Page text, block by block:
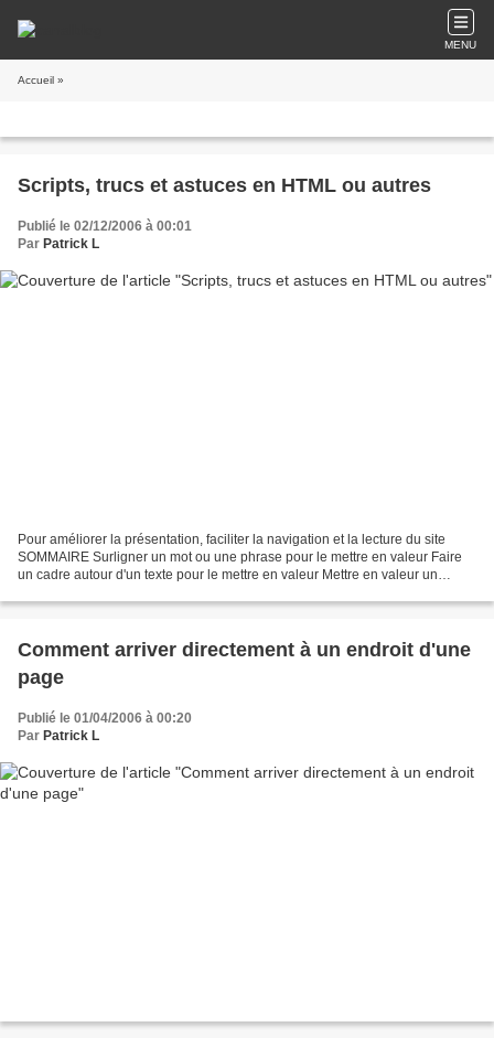
MENU
Accueil »
Scripts, trucs et astuces en HTML ou autres
Publié le 02/12/2006 à 00:01
Par Patrick L
Pour améliorer la présentation, faciliter la navigation et la lecture du site
SOMMAIRE Surligner un mot ou une phrase pour le mettre en valeur Faire
un cadre autour d'un texte pour le mettre en valeur Mettre en valeur un
Comment arriver directement à un endroit d'une
page
Publié le 01/04/2006 à 00:20
Par Patrick L